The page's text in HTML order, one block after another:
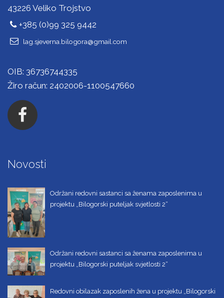
43226 Veliko Trojstvo
+385 (0)99 325 9442
lag.sjeverna.bilogora@gmail.com
OIB: 36736744335
Žiro račun: 2402006-1100547660
Novosti
Održani redovni sastanci sa ženama zaposlenima u
projektu „Bilogorski puteljak svjetlosti 2“
Održani redovni sastanci sa ženama zaposlenima u
projektu „Bilogorski puteljak svjetlosti 2“
Redovni obilazak zaposlenih žena u projektu „Bilogorski